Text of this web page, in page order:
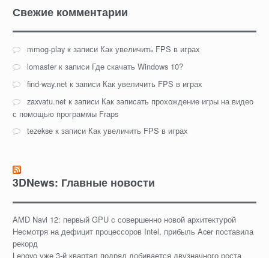
Свежие комментарии
mmog-playк записи Как увеличить FPS в играх
lomasterк записи Где скачать Windows 10?
find-way.netк записи Как увеличить FPS в играх
zaxvatu.netк записи Как записать прохождение игры на видео
с помощью программы Fraps
tezekseк записи Как увеличить FPS в играх
3DNews: Главные новости
AMD Navi 12: первый GPU с совершенно новой архитектурой
Несмотря на дефицит процессоров Intel, прибыль Acer поставила
рекорд
Lenovo уже 3-й квартал подряд добивается двузначного роста